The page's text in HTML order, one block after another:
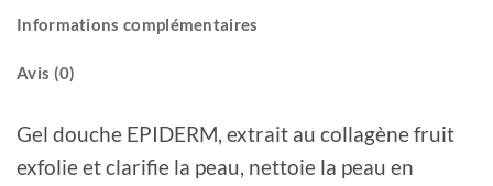
Informations complémentaires
Avis (0)
Gel douche EPIDERM, extrait au collagène fruit
exfolie et clarifie la peau, nettoie la peau en